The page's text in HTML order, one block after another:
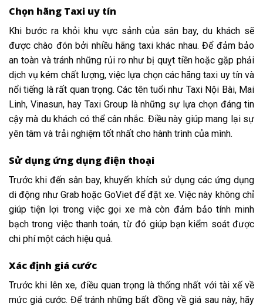
Chọn hãng Taxi uy tín
Khi bước ra khỏi khu vực sảnh của sân bay, du khách sẽ
được chào đón bởi nhiều hãng taxi khác nhau. Để đảm bảo
an toàn và tránh những rủi ro như bị quỵt tiền hoặc gặp phải
dịch vụ kém chất lượng, việc lựa chọn các hãng taxi uy tín và
nổi tiếng là rất quan trọng. Các tên tuổi như Taxi Nội Bài, Mai
Linh, Vinasun, hay Taxi Group là những sự lựa chọn đáng tin
cậy mà du khách có thể cân nhắc. Điều này giúp mang lại sự
yên tâm và trải nghiệm tốt nhất cho hành trình của mình.
Sử dụng ứng dụng điện thoại
Trước khi đến sân bay, khuyến khích sử dụng các ứng dụng
di động như Grab hoặc GoViet để đặt xe. Việc này không chỉ
giúp tiện lợi trong việc gọi xe mà còn đảm bảo tính minh
bạch trong việc thanh toán, từ đó giúp bạn kiểm soát được
chi phí một cách hiệu quả.
Xác định giá cước
Trước khi lên xe, điều quan trọng là thống nhất với tài xế về
mức giá cước. Để tránh những bất đồng về giá sau này, hãy